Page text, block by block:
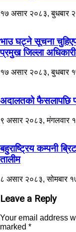
१७ असार २०८३, बुधबार
भाउ घट्ने सूचना
प्रमुख जिल्ला
१७ असार २०८३, बुधबार
अदालतको फैसलापछि
९ असार २०८३, मंगलवार
बहुराष्ट्रिय कम्पनी
तालीम
८ असार २०८३, सोमबार
Leave a Reply
Your email address
marked *